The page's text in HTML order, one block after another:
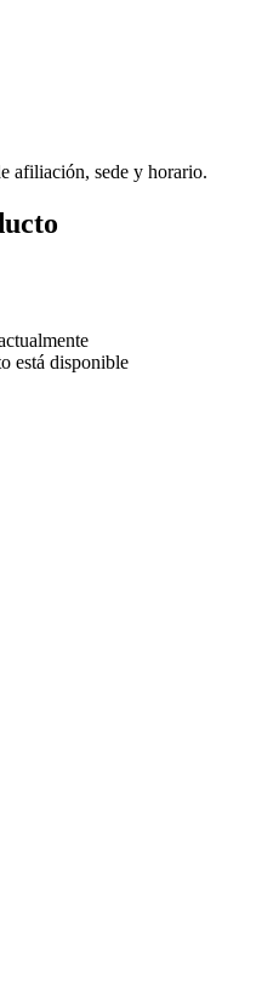
afiliación, sede y horario.
está disponible